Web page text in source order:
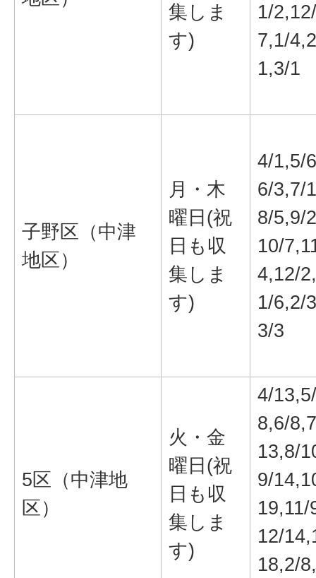
集しま
す)
1/2,12/
7,1/
1,3/1
子野区（中津
地区）
月・木
曜日(祝
日も収
集しま
す)
4/1,5/
6/3,7/
8/5,9/
10/
4,12/2,
1/6,2/
3/3
5区（中津地
区）
火・金
曜日(祝
日も収
集しま
す)
4/
8,6/
13,8/
9/
19,11/
12/
18,2/8,